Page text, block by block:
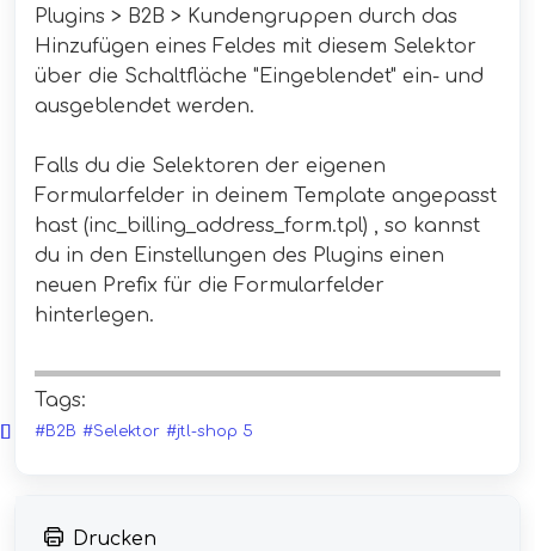
Plugins > B2B > Kundengruppen durch das
Hinzufügen eines Feldes mit diesem Selektor
über die Schaltfläche "Eingeblendet" ein- und
ausgeblendet werden.
Falls du die Selektoren der eigenen
Formularfelder in deinem Template angepasst
hast (inc_billing_address_form.tpl) , so kannst
du in den Einstellungen des Plugins einen
neuen Prefix für die Formularfelder
hinterlegen.
Tags:
#B2B #Selektor #jtl-shop 5
Drucken